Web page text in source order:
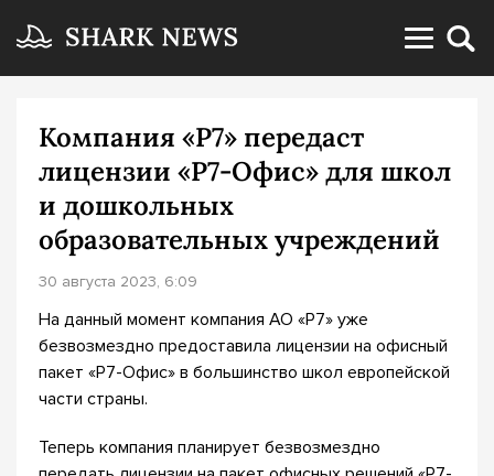
Компания «Р7» передаст
лицензии «Р7-Офис» для школ
и дошкольных
образовательных учреждений
30 августа 2023, 6:09
На данный момент компания АО «Р7» уже
безвозмездно предоставила лицензии на офисный
пакет «Р7-Офис» в большинство школ европейской
части страны.
Теперь компания планирует безвозмездно